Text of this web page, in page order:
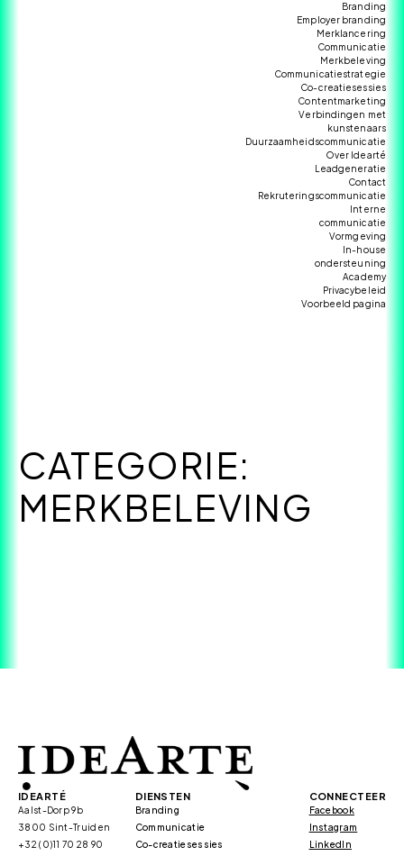
Branding
Employer branding
Merklancering
Communicatie
Merkbeleving
Communicatiestrategie
Co-creatiesessies
Contentmarketing
Verbindingen met
kunstenaars
Duurzaamheidscommunicatie
Over Idearté
Leadgeneratie
Contact
Rekruteringscommunicatie
Interne
communicatie
Vormgeving
In-house
ondersteuning
Academy
Privacybeleid
Voorbeeld pagina
CATEGORIE:
MERKBELEVING
IDEARTÉ
Aalst-Dorp 9b
3800 Sint-Truiden
+32 (0)11 70 28 90
DIENSTEN
Branding
Communicatie
Co-creatiesessies
CONNECTEER
Facebook
Instagram
LinkedIn